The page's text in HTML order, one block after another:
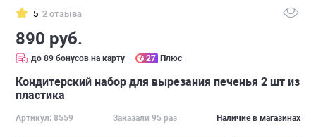
5 2 отзыва
890 руб.
до 89 бонусов на карту 27 Плюс
Кондитерский набор для вырезания печенья 2 шт из
пластика
Артикул: 8559 Заказали 95 раз Наличие в магазинах